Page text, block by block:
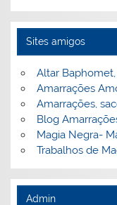
Sites amigos
Altar
Amarrações
Amarrações,
Blog
Magia Negra-
Trabalhos de
Admin